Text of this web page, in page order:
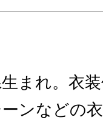
まれ。衣
ンなどの